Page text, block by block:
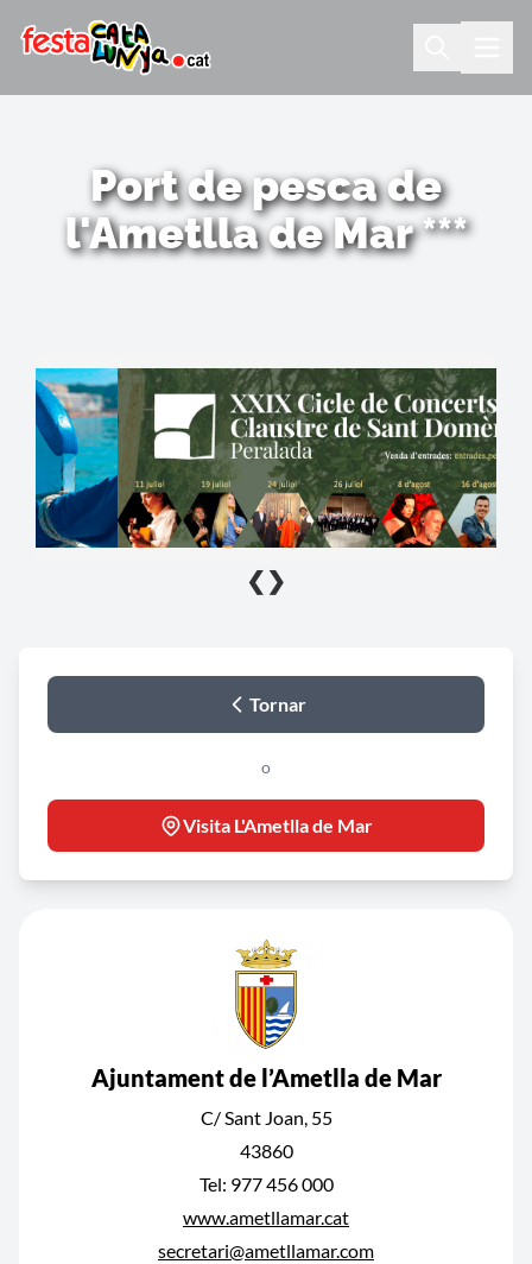
Port de pesca de
l'Ametlla de Mar ***
❮ ❯
Tornar
o
Visita L'Ametlla de Mar
Ajuntament de l’Ametlla de Mar
C/ Sant Joan, 55
43860
Tel: 977 456 000
www.ametllamar.cat
secretari@ametllamar.com